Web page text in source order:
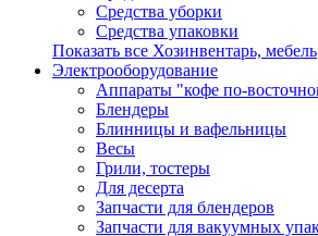
Средства уборки
Средства упаковки
Показать все Хозинвентарь, мебель
Электрооборудование
Аппараты "кофе по-
Блендеры
Блинницы и вафельницы
Весы
Грили, тостеры
Для десерта
Запчасти для блендеров
Запчасти для вакуумных